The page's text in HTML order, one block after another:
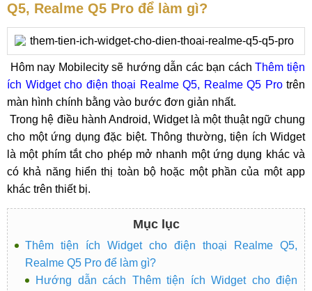
Q5, Realme Q5 Pro để làm gì?
Hôm nay Mobilecity sẽ hướng dẫn các bạn cáchThêm tiện
ích Widget cho điện thoại Realme Q5, Realme Q5 Protrên
màn hình chính bằng vào bước đơn giản nhất.
Trong hệ điều hành Android, Widget là một thuật ngữ chung
cho một ứng dụng đặc biệt. Thông thường, tiện ích Widget
là một phím tắt cho phép mở nhanh một ứng dụng khác và
có khả năng hiển thị toàn bộ hoặc một phần của một app
khác trên thiết bị.
Mục lục
Thêm tiện ích Widget cho điện thoại Realme Q5,
Realme Q5 Pro để làm gì?
Hướng dẫn cách Thêm tiện ích Widget cho điện